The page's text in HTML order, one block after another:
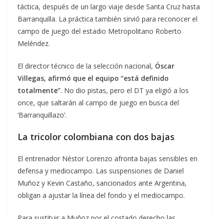
táctica, después de un largo viaje desde Santa Cruz hasta
Barranquilla. La práctica también sirvió para reconocer el
campo de juego del estadio Metropolitano Roberto
Meléndez.
El director técnico de la selección nacional, Óscar
Villegas, afirmó que el equipo “está definido
totalmente”. No dio pistas, pero el DT ya eligió a los
once, que saltarán al campo de juego en busca del
‘Barranquillazo’.
La tricolor colombiana con dos bajas
El entrenador Néstor Lorenzo afronta bajas sensibles en
defensa y mediocampo. Las suspensiones de Daniel
Muñoz y Kevin Castaño, sancionados ante Argentina,
obligan a ajustar la línea del fondo y el mediocampo.